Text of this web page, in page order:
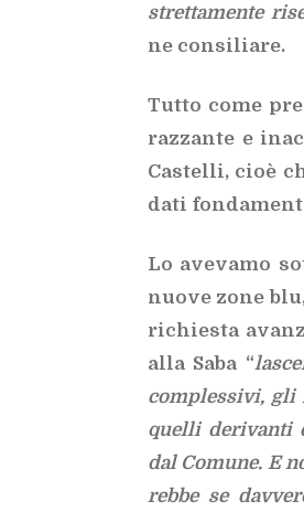
stret­ta­men­te
ne con­si­lia­re.
Tut­to come
raz­zan­te e
Ca­stel­li, cioè
dati
Lo ave­va­mo
nuo­ve zone
ri­chie­sta
alla Saba “
com­ples­si­vi, gli
quel­li de­ri­van­ti
dal Co­mu­ne. E
reb­be se